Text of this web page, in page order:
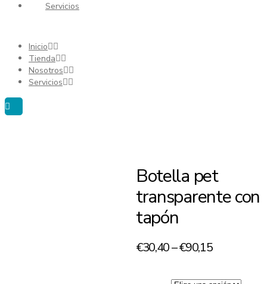
Servicios
Inicio
Tienda
Nosotros
Servicios
Botella pet
transparente con
tapón
€30,40–€90,15